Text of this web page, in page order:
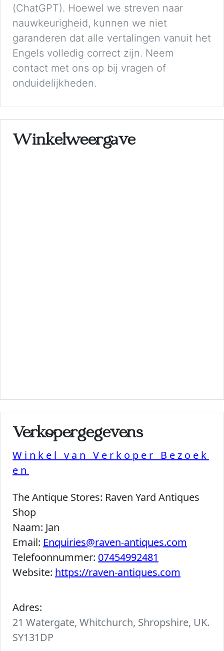
(ChatGPT). Hoewel we streven naar
nauwkeurigheid, kunnen we niet
garanderen dat alle vertalingen vanuit het
Engels volledig correct zijn. Neem
contact met ons op bij vragen of
onduidelijkheden.
Winkelweergave
Verkopergegevens
Winkel van Verkoper Bezoek
en
The Antique Stores: Raven Yard Antiques
Shop
Naam: Jan
Email: Enquiries@raven-antiques.com
Telefoonnummer: 07454992481
Website: https://raven-antiques.com
Adres:
21 Watergate, Whitchurch, Shropshire, UK.
SY131DP